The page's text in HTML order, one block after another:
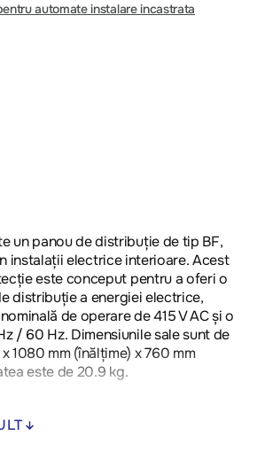
automate instalare incastrata
un panou de distribuție de tip BF,
instalații electrice interioare. Acest
este conceput pentru a oferi o
distribuție a energiei electrice,
de operare de 415 V AC și o
/ 60 Hz. Dimensiunile sale sunt de
1080 mm (înălțime) x 760 mm
este de 20.9 kg.
utilizării în medii interioare. Este